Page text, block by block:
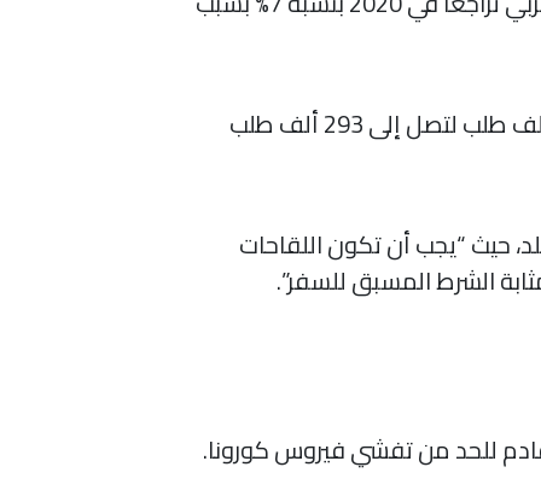
سوق العمل الأمريكية تتحسن جزئياً بعد تراجع في طلبات الإعانة المالية من البطالة بمقدار 36 ألف طلب لتصل إلى 293 ألف طلب
حيث “يجب أن تكون اللقاحات
الشرط المسبق للسفر”.